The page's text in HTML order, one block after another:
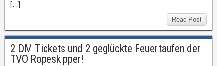
[…]
Read Post
2 DM Tickets und 2 geglückte Feuertaufen der
TVO Ropeskipper!